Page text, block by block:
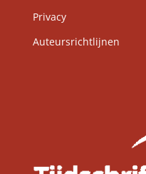
Privacy
Auteursrichtlijnen